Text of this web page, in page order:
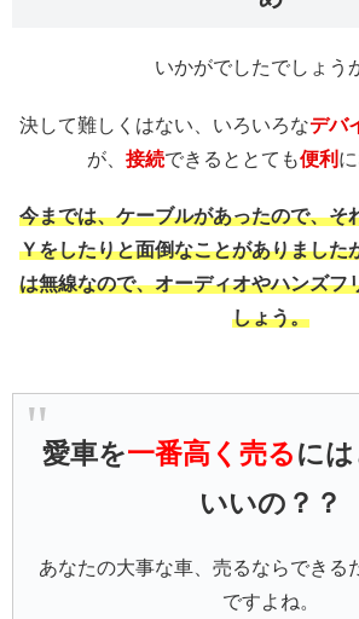
いかがでしたでしょう
決して難しくはない、いろいろなデバ
が、 接続できるととても便利
今までは、ケーブルがあったので、そ
Ｙをしたりと面倒なことがありました
は無線なので、オーディオやハンズフ
しょう。
愛車を一番高く売るに
いいの？？
あなたの大事な車、売るならできる
ですよね。